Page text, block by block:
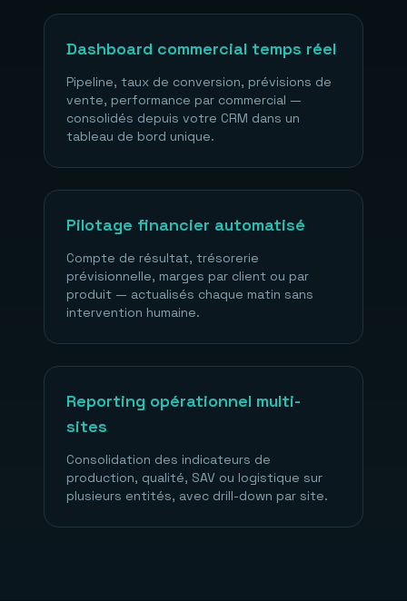
Dashboard commercial temps réel
Pipeline, taux de conversion, prévisions de
vente, performance par commercial —
consolidés depuis votre CRM dans un
tableau de bord unique.
Pilotage financier automatisé
Compte de résultat, trésorerie
prévisionnelle, marges par client ou par
produit — actualisés chaque matin sans
intervention humaine.
Reporting opérationnel multi-
sites
Consolidation des indicateurs de
production, qualité, SAV ou logistique sur
plusieurs entités, avec drill-down par site.